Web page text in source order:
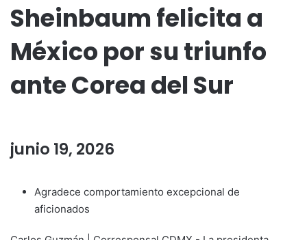
Sheinbaum felicita a
México por su triunfo
ante Corea del Sur
junio 19, 2026
Agradece comportamiento excepcional de
aficionados